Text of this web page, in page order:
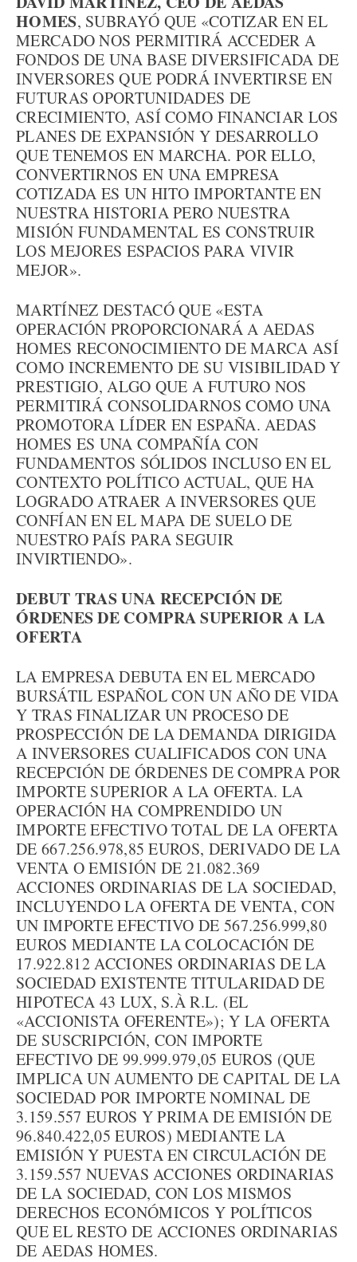
HOMES, SUBRAYÓ QUE «COTIZAR EN EL
MERCADO NOS PERMITIRÁ ACCEDER A
FONDOS DE UNA BASE DIVERSIFICADA DE
INVERSORES QUE PODRÁ INVERTIRSE EN
FUTURAS OPORTUNIDADES DE
CRECIMIENTO, ASÍ COMO FINANCIAR LOS
PLANES DE EXPANSIÓN Y DESARROLLO
QUE TENEMOS EN MARCHA. POR ELLO,
CONVERTIRNOS EN UNA EMPRESA
COTIZADA ES UN HITO IMPORTANTE EN
NUESTRA HISTORIA PERO NUESTRA
MISIÓN FUNDAMENTAL ES CONSTRUIR
LOS MEJORES ESPACIOS PARA VIVIR
MEJOR».
MARTÍNEZ DESTACÓ QUE «ESTA
OPERACIÓN PROPORCIONARÁ A AEDAS
HOMES RECONOCIMIENTO DE MARCA ASÍ
COMO INCREMENTO DE SU VISIBILIDAD Y
PRESTIGIO, ALGO QUE A FUTURO NOS
PERMITIRÁ CONSOLIDARNOS COMO UNA
PROMOTORA LÍDER EN ESPAÑA. AEDAS
HOMES ES UNA COMPAÑÍA CON
FUNDAMENTOS SÓLIDOS INCLUSO EN EL
CONTEXTO POLÍTICO ACTUAL, QUE HA
LOGRADO ATRAER A INVERSORES QUE
CONFÍAN EN EL MAPA DE SUELO DE
NUESTRO PAÍS PARA SEGUIR
INVIRTIENDO».
DEBUT TRAS UNA RECEPCIÓN DE
ÓRDENES DE COMPRA SUPERIOR A LA
OFERTA
LA EMPRESA DEBUTA EN EL MERCADO
BURSÁTIL ESPAÑOL CON UN AÑO DE VIDA
Y TRAS FINALIZAR UN PROCESO DE
PROSPECCIÓN DE LA DEMANDA DIRIGIDA
A INVERSORES CUALIFICADOS CON UNA
RECEPCIÓN DE ÓRDENES DE COMPRA POR
IMPORTE SUPERIOR A LA OFERTA. LA
OPERACIÓN HA COMPRENDIDO UN
IMPORTE EFECTIVO TOTAL DE LA OFERTA
DE 667.256.978,85 EUROS, DERIVADO DE LA
VENTA O EMISIÓN DE 21.082.369
ACCIONES ORDINARIAS DE LA SOCIEDAD,
INCLUYENDO LA OFERTA DE VENTA, CON
UN IMPORTE EFECTIVO DE 567.256.999,80
EUROS MEDIANTE LA COLOCACIÓN DE
17.922.812 ACCIONES ORDINARIAS DE LA
SOCIEDAD EXISTENTE TITULARIDAD DE
HIPOTECA 43 LUX, S.À R.L. (EL
«ACCIONISTA OFERENTE»); Y LA OFERTA
DE SUSCRIPCIÓN, CON IMPORTE
EFECTIVO DE 99.999.979,05 EUROS (QUE
IMPLICA UN AUMENTO DE CAPITAL DE LA
SOCIEDAD POR IMPORTE NOMINAL DE
3.159.557 EUROS Y PRIMA DE EMISIÓN DE
96.840.422,05 EUROS) MEDIANTE LA
EMISIÓN Y PUESTA EN CIRCULACIÓN DE
3.159.557 NUEVAS ACCIONES ORDINARIAS
DE LA SOCIEDAD, CON LOS MISMOS
DERECHOS ECONÓMICOS Y POLÍTICOS
QUE EL RESTO DE ACCIONES ORDINARIAS
DE AEDAS HOMES.